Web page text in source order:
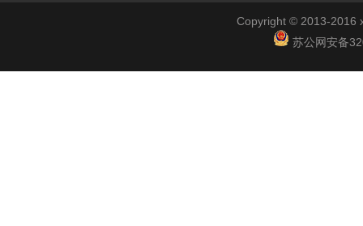
Copyright © 2013-2016
苏公网安备